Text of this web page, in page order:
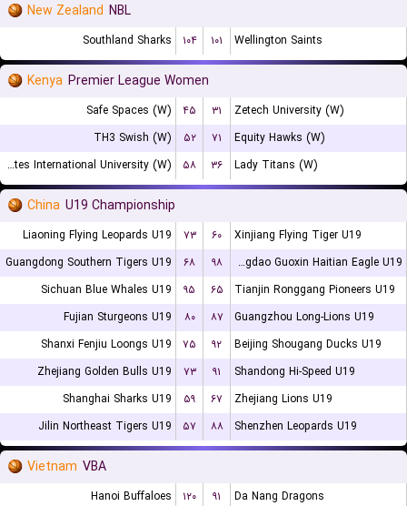
New Zealand NBL
Southland Sharks ۱۰۴ ۱۰۱ Wellington Saints
Kenya Premier League Women
Safe Spaces (W) ۴۵ ۳۱
Zetech University (W)
TH3 Swish (W)
۵۲ ۷۱
Equity Hawks (W)
United States International University (W)
۵۸ ۳۶ Lady Titans (W)
China U19 Championship
Liaoning Flying Leopards U19 ۷۳ ۶۰
Xinjiang Flying Tiger U19
Guangdong Southern Tigers U19
۶۸ ۹۸
Qingdao Guoxin Haitian Eagle U19
Sichuan Blue Whales U19
۹۵ ۶۵
Tianjin Ronggang Pioneers U19
Fujian Sturgeons U19
۸۰ ۸۷
Guangzhou Long-Lions U19
Shanxi Fenjiu Loongs U19
۷۵ ۹۲
Beijing Shougang Ducks U19
Zhejiang Golden Bulls U19
۷۳ ۹۱
Shandong Hi-Speed U19
Shanghai Sharks U19
۵۹ ۶۷
Zhejiang Lions U19
Jilin Northeast Tigers U19
۵۷ ۸۸ Shenzhen Leopards U19
Vietnam VBA
Hanoi Buffaloes ۱۲۰ ۹۱ Da Nang Dragons